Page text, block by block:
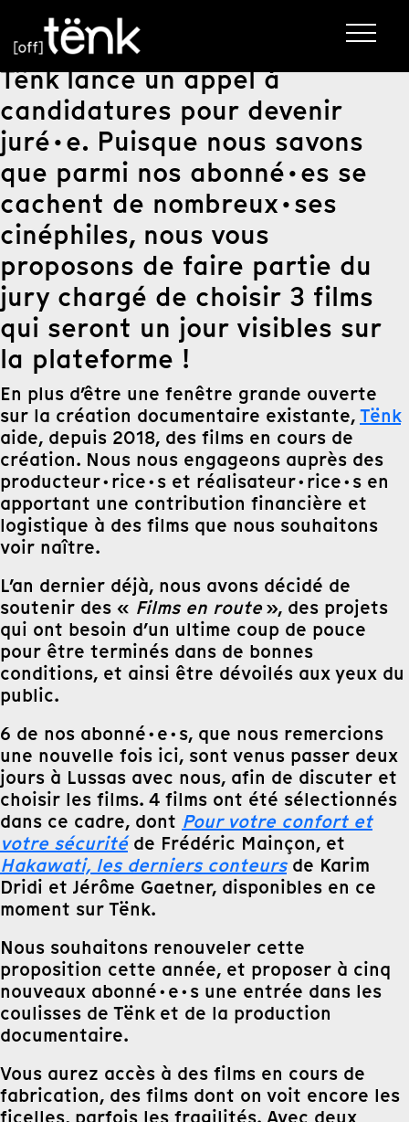
Tënk lance un appel à
candidatures pour devenir
juré·e. Puisque nous savons
que parmi nos abonné·es se
cachent de nombreux·ses
cinéphiles, nous vous
proposons de faire partie du
jury chargé de choisir 3 films
qui seront un jour visibles sur
la plateforme !
En plus d’être une fenêtre grande ouverte
sur la création documentaire existante,Tënk
aide, depuis 2018, des films en cours de
création. Nous nous engageons auprès des
producteur·rice·s et réalisateur·rice·s en
apportant une contribution financière et
logistique à des films que nous souhaitons
voir naître.
L’an dernier déjà, nous avons décidé de
soutenir des « Films en route», des projets
qui ont besoin d’un ultime coup de pouce
pour être terminés dans de bonnes
conditions, et ainsi être dévoilés aux yeux du
public.
6 de nos abonné·e·s, que nous remercions
une nouvelle fois ici, sont venus passer deux
jours à Lussas avec nous, afin de discuter et
choisir les films. 4 films ont été sélectionnés
dans ce cadre, dont Pour votre confort et
votre sécuritéde Frédéric Mainçon, et
Hakawati, les derniers conteursde Karim
Dridi et Jérôme Gaetner, disponibles en ce
moment sur Tënk.
Nous souhaitons renouveler cette
proposition cette année, et proposer à cinq
nouveaux abonné·e·s une entrée dans les
coulisses de Tënk et de la production
documentaire.
Vous aurez accès à des films en cours de
fabrication, des films dont on voit encore les